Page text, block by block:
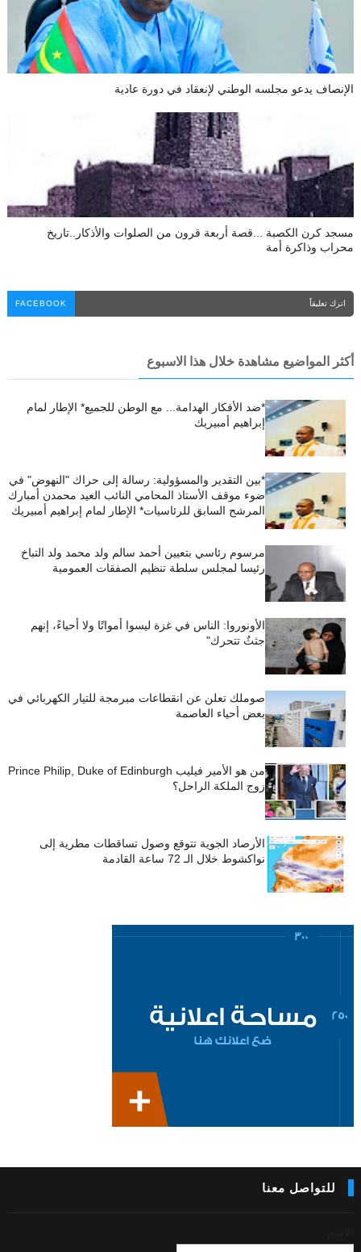
الإنصاف يدعو مجلسه الوطني لإنعقاد في دورة عادية
مسجد كرن الكصبة ...قصة أربعة قرون من الصلوات والأذكار..تاريخ
محراب وذاكرة أمة
اترك تعليقاً FACEBOOK
أكثر المواضيع مشاهدة خلال هذا الاسبوع
*ضد الأفكار الهدامة... مع الوطن للجميع* الإطار لمام
إبراهيم أمبيريك
*بين التقدير والمسؤولية: رسالة إلى حراك "النهوض" في
ضوء موقف الأستاذ المحامي النائب العيد محمدن أمبارك
المرشح السابق للرئاسيات* الإطار لمام إبراهيم أمبيريك
مرسوم رئاسي بتعيين أحمد سالم ولد محمد ولد التباخ
رئيسا لمجلس سلطة تنظيم الصفقات العمومية
الأونوروا: الناس في غزة ليسوا أمواتًا ولا أحياءً، إنهم
جثثٌ تتحرك"
صوملك تعلن عن انقطاعات مبرمجة للتيار الكهربائي في
بعض أحياء العاصمة
من هو الأمير فيليب Prince Philip, Duke of Edinburgh
زوج الملكة الراحل؟
الأرصاد الجوية تتوقع وصول تساقطات مطرية إلى
نواكشوط خلال الـ 72 ساعة القادمة
للتواصل معنا